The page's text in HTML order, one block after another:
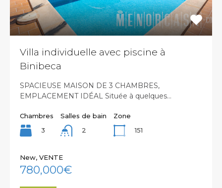
Villa individuelle avec piscine à
Binibeca
SPACIEUSE MAISON DE 3 CHAMBRES,
EMPLACEMENT IDÉAL Située à quelques…
Chambres
3
Salles de bain
2
Zone
151
New, VENTE
780,000€